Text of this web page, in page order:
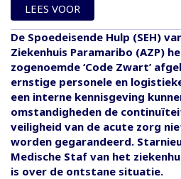
LEES VOOR
De Spoedeisende Hulp (SEH)
Ziekenhuis Paramaribo (AZP)
zogenoemde ‘Code Zwart’
ernstige personele en
een interne kennisgeving
omstandigheden de
veiligheid van de acute zorg
worden gegarandeerd.
Medische Staf van het
is over de ontstane situatie.